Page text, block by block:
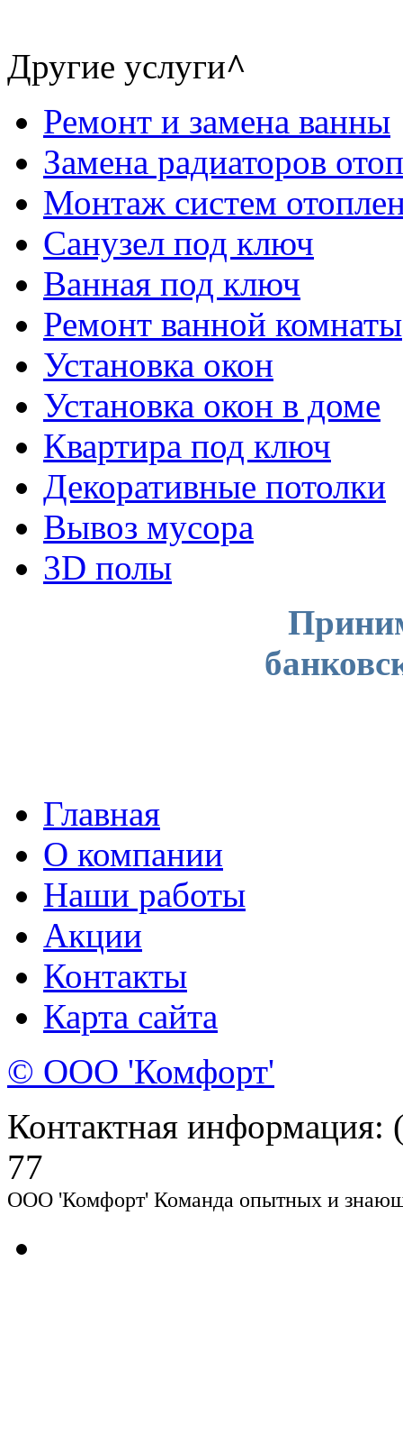
Другие услуги^
Ремонт и замена ванны
Замена радиаторов
Монтаж систем
Санузел под ключ
Ванная под ключ
Ремонт ванной комнаты
Установка окон
Установка окон в доме
Квартира под ключ
Декоративные потолки
Вывоз мусора
3D полы
Главная
О компании
Наши работы
Акции
Контакты
Карта сайта
© ООО 'Комфорт'
Контактная
77
ООО 'Комфорт' Команда опытных и